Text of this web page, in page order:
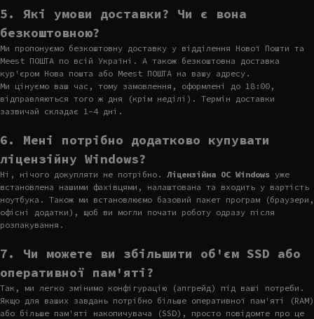
5. Які умови доставки? Чи є вона
безкоштовною?
Ми пропонуємо безкоштовну доставку у відділення Нової Пошти та
Meest ПОШТА по всій Україні. А також безкоштовна доставка
кур'єром Нова пошта або Meest ПОШТА на вашу адресу.
Ми цінуємо ваш час, тому замовлення, оформлені до 18:00,
відправляються того ж дня (крім неділі). Термін доставки
зазвичай складає 1-4 дні.
6. Мені потрібно додатково купувати
ліцензійну Windows?
Ні, нічого докупляти не потрібно. Ліцензійна ОС Windows уже
встановлена нашими фахівцями, налаштована та входить у вартість
ноутбука. Також ми встановлюємо базовий пакет програм (браузери,
офісні додатки), щоб ви могли почати роботу одразу після
розпакування.
7. Чи можете ви збільшити об'єм SSD або
оперативної пам'яті?
Так, ми легко змінимо конфігурацію (апгрейд) під ваші потреби.
Якщо для ваших завдань потрібно більше оперативної пам'яті (RAM)
або більше пам'яті накопичувача (SSD), просто повідомте про це